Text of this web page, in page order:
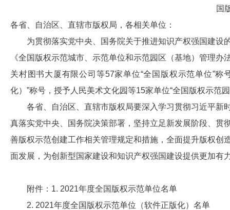
国
各省、自治区、直辖市版权局，各相关单位：
为贯彻落实党中央、国务院关于推进知识产权强国建
《全国版权示范城市、示范单位和示范园区（基地）管理
关村图书大厦有限公司等57家单位“全国版权示范单位”
化）”称号，授予人民美术文化园等15家单位“全国版权示范
各省、自治区、直辖市版权局要深入学习贯彻习近平新
真落实党中央、国务院决策部署，坚持立足新发展阶段、
善版权示范创建工作相关管理规定和措施，全面提升版权
面发展，为创新型国家建设和知识产权强国建设提供更加有
附件 ： 1. 2021年度全国版权示范单位名单
2. 2021年度全国版权示范单位（软件正版化）名单